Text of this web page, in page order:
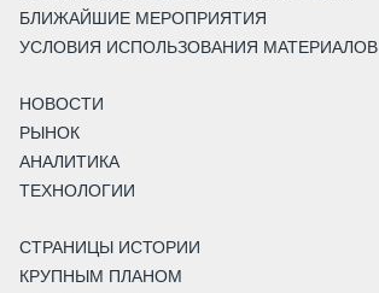
БЛИЖАЙШИЕ МЕРОПРИЯТИЯ
УСЛОВИЯ ИСПОЛЬЗОВАНИЯ МАТЕРИАЛОВ
НОВОСТИ
РЫНОК
АНАЛИТИКА
ТЕХНОЛОГИИ
СТРАНИЦЫ ИСТОРИИ
КРУПНЫМ ПЛАНОМ